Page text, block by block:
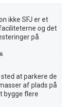
ikke SFJ er et
og det
på
at parkere de
af plads på
bygge flere